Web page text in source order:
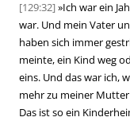
[129:32]»Ich war ein
war. Und mein Vater
haben sich immer
meinte, ein Kind weg
eins. Und das war ich,
mehr zu meiner
Das ist so ein